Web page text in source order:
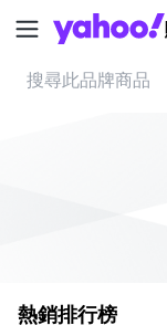
熱銷排行榜